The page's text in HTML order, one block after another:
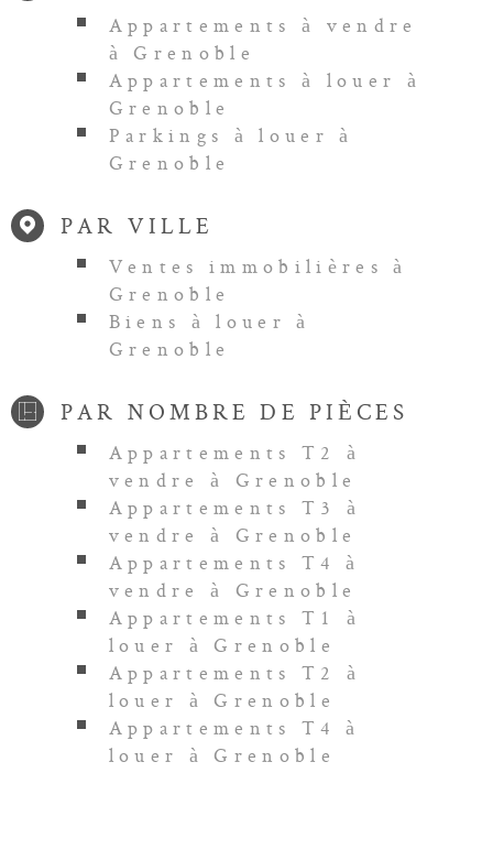
Appartements à vendre
à Grenoble
Appartements à louer à
Grenoble
Parkings à louer à
Grenoble
PAR VILLE
Ventes immobilières à
Grenoble
Biens à louer à
Grenoble
PAR NOMBRE DE PIÈCES
Appartements T2 à
vendre à Grenoble
Appartements T3 à
vendre à Grenoble
Appartements T4 à
vendre à Grenoble
Appartements T1 à
louer à Grenoble
Appartements T2 à
louer à Grenoble
Appartements T4 à
louer à Grenoble